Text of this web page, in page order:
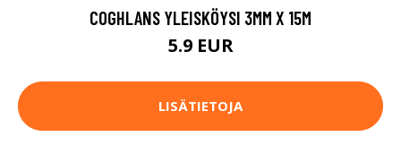
COGHLANS YLEISKÖYSI 3MM X 15M
5.9 EUR
LISÄTIETOJA